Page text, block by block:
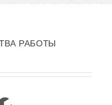
РАБОТЫ